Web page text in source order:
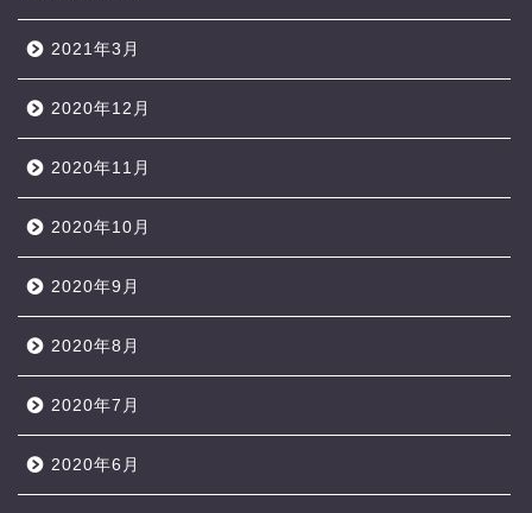
2021年3月
2020年12月
2020年11月
2020年10月
2020年9月
2020年8月
2020年7月
2020年6月